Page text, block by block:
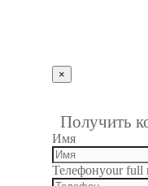
×
Получить
Имя
Телефонyour full